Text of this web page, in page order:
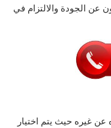
عن الجودة والالتزام في
عن غيره حيث يتم اختيار